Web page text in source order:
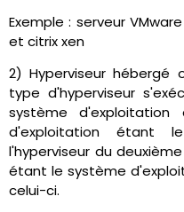
Exemple : serveur
et citrix xen
2) Hyperviseur
type d'hyperviseur
système
d'exploitation étant
l'hyperviseur du
étant le système
celui-ci.